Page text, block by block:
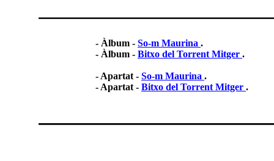
- Àlbum - So-m Maurina .
- Àlbum - Bitxo del Torrent Mitger .
- Apartat - So-m Maurina .
- Apartat - Bitxo del Torrent Mitger .